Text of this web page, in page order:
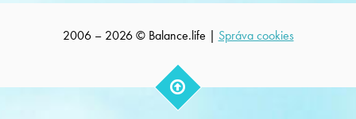
2006 – 2026 © Balance.life | Správa cookies